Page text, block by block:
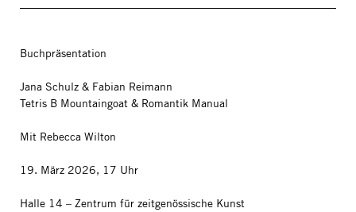
Buchpräsentation
Jana Schulz & Fabian Reimann
Tetris B Mountaingoat & Romantik Manual
Mit Rebecca Wilton
19. März 2026, 17 Uhr
Halle 14 – Zentrum für zeitgenössische Kunst